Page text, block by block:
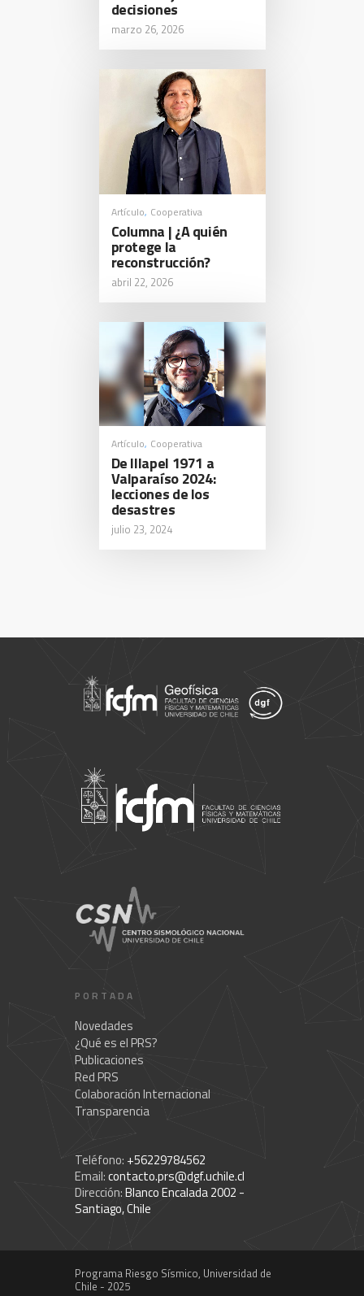
decisiones
marzo 26, 2026
Artículo, Cooperativa
Columna | ¿A quién
protege la
reconstrucción?
abril 22, 2026
Artículo, Cooperativa
De Illapel 1971 a
Valparaíso 2024:
lecciones de los
desastres
julio 23, 2024
PORTADA
Novedades
¿Qué es el PRS?
Publicaciones
Red PRS
Colaboración Internacional
Transparencia
Teléfono: +56229784562
Email:contacto.prs@dgf.uchile.cl
Dirección:Blanco Encalada 2002 -
Santiago, Chile
Programa Riesgo Sísmico, Universidad de
Chile - 2025